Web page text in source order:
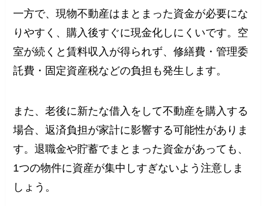
一方で、現物不動産はまとまった資金が必要にな
りやすく、購入後すぐに現金化しにくいです。空
室が続くと賃料収入が得られず、修繕費・管理委
託費・固定資産税などの負担も発生します。
また、老後に新たな借入をして不動産を購入する
場合、返済負担が家計に影響する可能性がありま
す。退職金や貯蓄でまとまった資金があっても、
1つの物件に資産が集中しすぎないよう注意しま
しょう。